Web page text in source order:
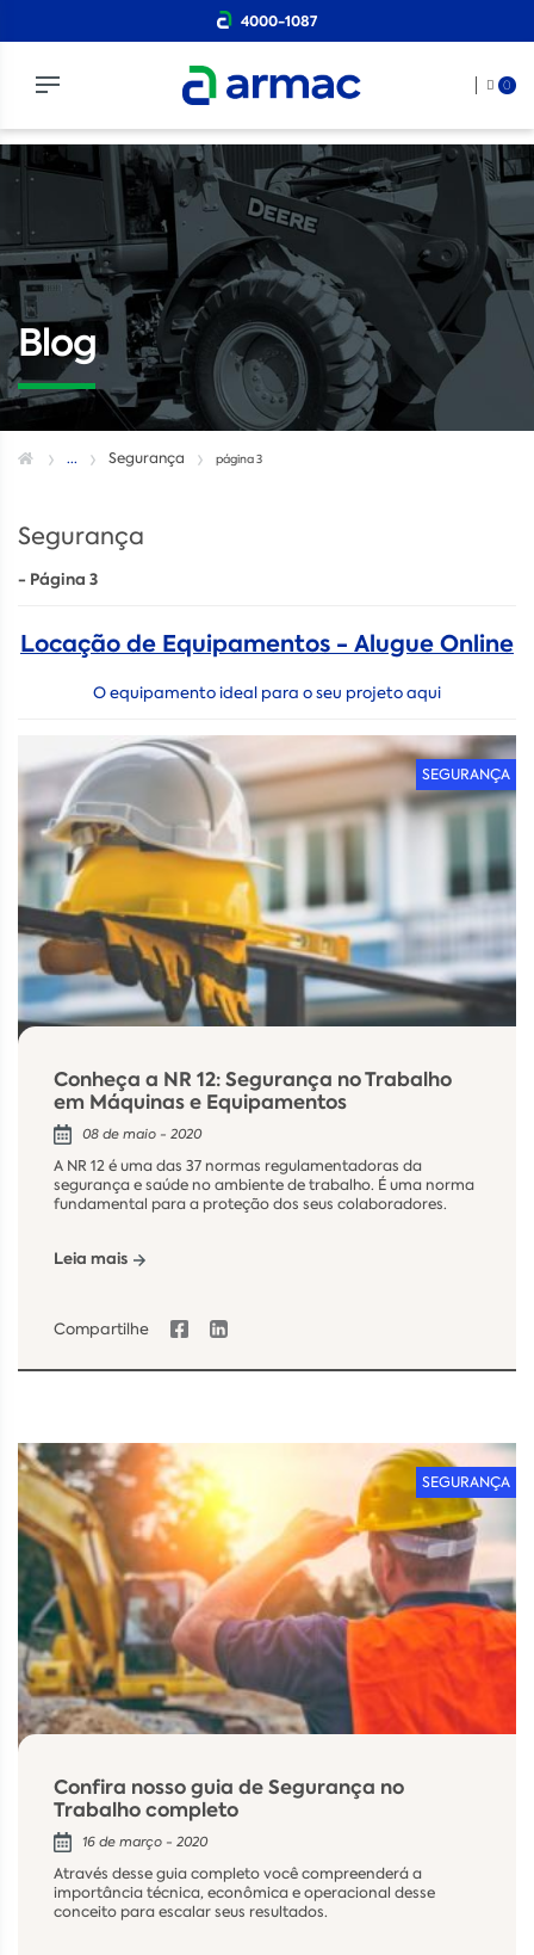
4000-1087
0
Blog
... Segurança página 3
Segurança
- Página 3
Locação de Equipamentos - Alugue Online
O equipamento ideal para o seu projeto aqui
SEGURANÇA
Conheça a NR 12: Segurança no Trabalho
em Máquinas e Equipamentos
08 de maio - 2020
A NR 12 é uma das 37 normas regulamentadoras da
segurança e saúde no ambiente de trabalho. É uma norma
fundamental para a proteção dos seus colaboradores.
Leia mais
Compartilhe
SEGURANÇA
Confira nosso guia de Segurança no
Trabalho completo
16 de março - 2020
Através desse guia completo você compreenderá a
importância técnica, econômica e operacional desse
conceito para escalar seus resultados.